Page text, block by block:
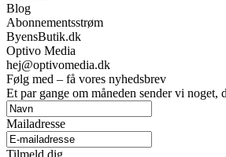
Blog
Abonnementsstrøm
ByensButik.dk
Optivo Media
hej@optivomedia.dk
Følg med – få vores nyhedsbrev
Et par gange om måneden sender vi
Mailadresse